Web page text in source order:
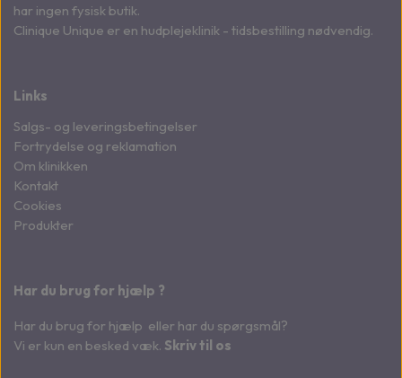
har ingen fysisk butik.
Clinique Unique er en hudplejeklinik - tidsbestilling nødvendig.
Links
Salgs- og leveringsbetingelser
Fortrydelse og reklamation
Om klinikken
Kontakt
Cookies
Produkter
Har du brug for hjælp ?
Har du brug for hjælp eller har du spørgsmål?
Vi er kun en besked væk. Skriv til os